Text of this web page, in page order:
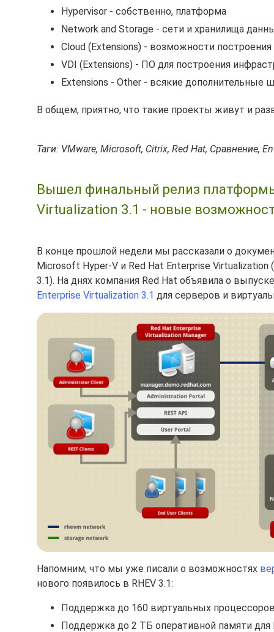
Hypervisor - собственно, платформа
Network and Storage - сети и хранилища
Cloud (Extensions) - возможности
VDI (Extensions) - ПО для построения
Extensions - Other - всякие дополнительные
В общем, приятно, что такие проекты живут и
Таги: VMware, Microsoft, Citrix, Red Hat, Сравнение,
Вышел финальный релиз
Virtualization 3.1 - новые
В конце прошлой недели мы рассказали о
Microsoft Hyper-V и Red Hat Enterprise
3.1). На днях компания Red Hat объявила о
Enterprise Virtualization 3.1 для серверов и
Напомним, что мы уже писали о возможностях
нового появилось в RHEV 3.1:
Поддержка до 160 виртуальных
Поддержка до 2 ТБ оперативной памяти